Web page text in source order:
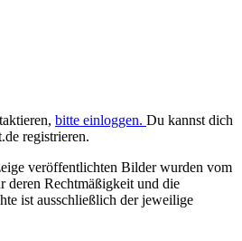
bitte einloggen. Du kannst dich
registrieren.
veröffentlichten Bilder wurden vom
deren Rechtmäßigkeit und die
ist ausschließlich der jeweilige